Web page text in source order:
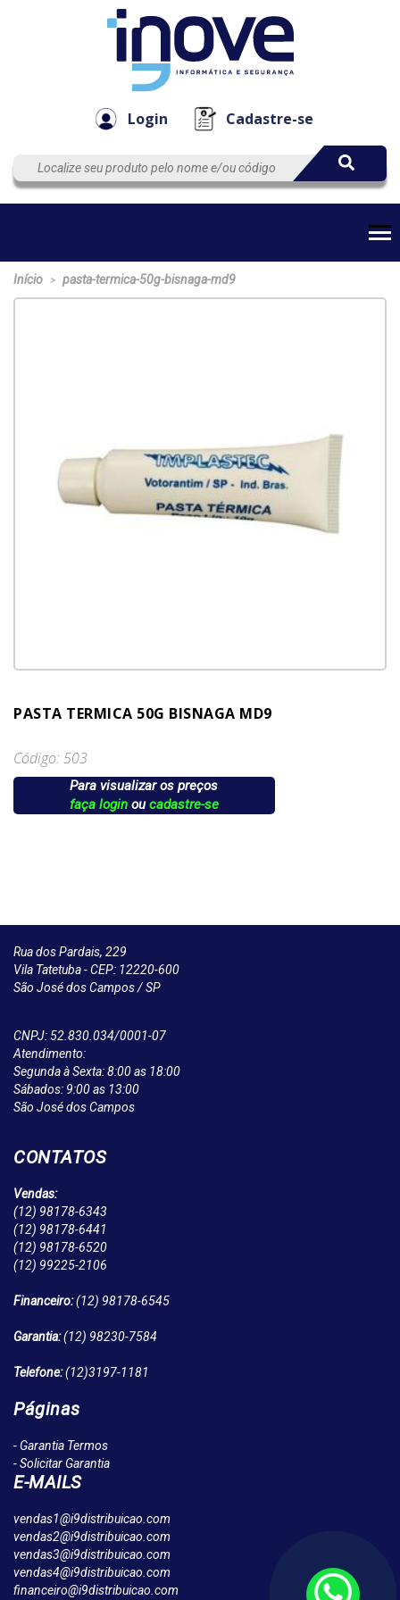
Login Cadastre-se
EmpresaAutomação
Início > pasta-termica-50g-bisnaga-md9
PASTA TERMICA 50G BISNAGA MD9
Código: 503
Para visualizar os preços
faça loginoucadastre-se
Rua dos Pardais, 229
Vila Tatetuba - CEP: 12220-600
São José dos Campos / SP
CNPJ: 52.830.034/0001-07
Atendimento:
Segunda à Sexta: 8:00 as 18:00
Sábados: 9:00 as 13:00
São José dos Campos
CONTATOS
Vendas:
(12) 98178-6343
(12) 98178-6441
(12) 98178-6520
(12) 99225-2106
Financeiro:(12) 98178-6545
Garantia:(12) 98230-7584
Telefone:(12)3197-1181
Páginas
- Garantia Termos
- Solicitar Garantia
E-MAILS
vendas1@i9distribuicao.com
vendas2@i9distribuicao.com
vendas3@i9distribuicao.com
vendas4@i9distribuicao.com
financeiro@i9distribuicao.com